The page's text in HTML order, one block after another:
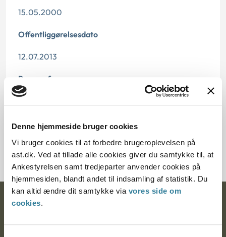
Denne hjemmeside bruger cookies
Vi bruger cookies til at forbedre brugeroplevelsen på
ast.dk. Ved at tillade alle cookies giver du samtykke til, at
Ankestyrelsen samt tredjeparter anvender cookies på
hjemmesiden, blandt andet til indsamling af statistik. Du
kan altid ændre dit samtykke via vores side om
cookies.
15.05.2000
Offentliggørelsesdato
12.07.2013
Paragraf
Journalnummer
300053-99
Ankestyrelsen
Postadresse: